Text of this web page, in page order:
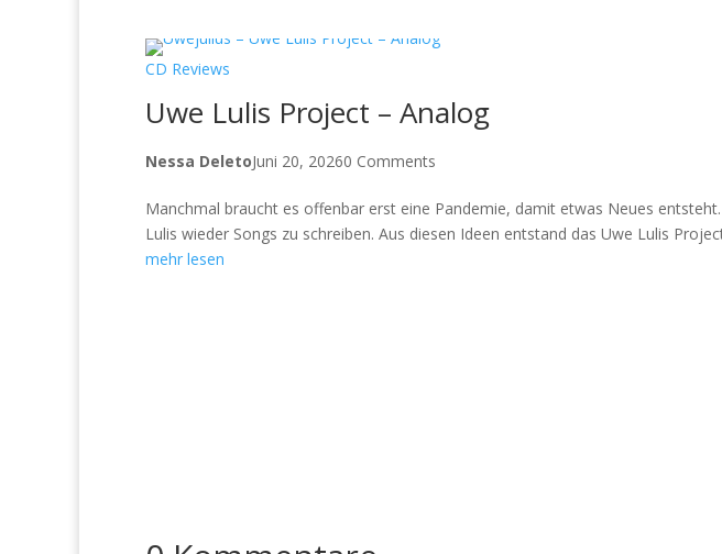
CD Reviews
Uwe Lulis Project – Analog
Nessa DeletoJuni 20, 20260 Comments
Manchmal braucht es offenbar erst eine Pandemie, damit etwas Neues
Lulis wieder Songs zu schreiben. Aus diesen Ideen entstand das Uwe Lulis
mehr lesen